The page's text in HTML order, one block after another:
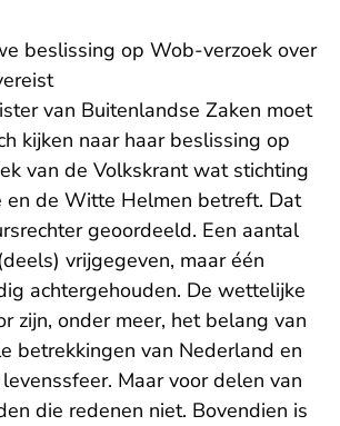
beslissing op Wob-verzoek over
van Buitenlandse Zaken moet
kijken naar haar beslissing op
van de Volkskrant wat stichting
en de Witte Helmen betreft. Dat
geoordeeld. Een aantal
vrijgegeven, maar één
achtergehouden. De wettelijke
zijn, onder meer, het belang van
betrekkingen van Nederland en
Maar voor delen van
die redenen niet. Bovendien is